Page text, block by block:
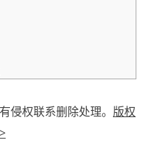
侵权联系删除处理。 版权